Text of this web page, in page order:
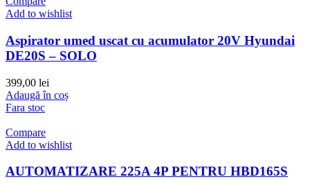
Add to wishlist
Aspirator umed uscat cu acumulator 20V Hyundai
DE20S – SOLO
399,00 lei
Adaugă în coș
Fara stoc
Compare
Add to wishlist
AUTOMATIZARE 225A 4P PENTRU HBD165S